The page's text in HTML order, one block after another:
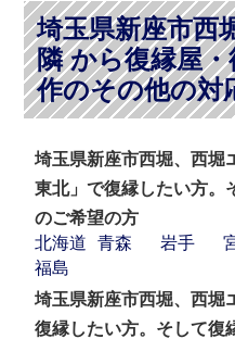
埼玉県新座市西
隣 から復縁屋
作のその他の対
埼玉県新座市西堀、西堀
東北」で復縁したい方。
のご希望の方
北海道
青森 岩手
福島
埼玉県新座市西堀、西堀
復縁したい方。そして復